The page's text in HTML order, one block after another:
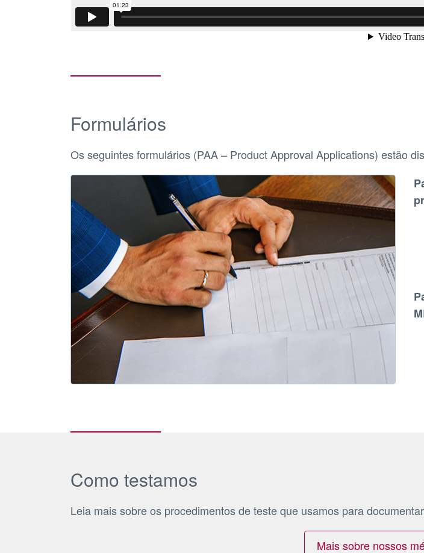
Formulários
Os seguintes formulários (PAA – Product Approval Applications) estão
Como testamos
Leia mais sobre os procedimentos de teste que usamos para
Mais sobre nossos